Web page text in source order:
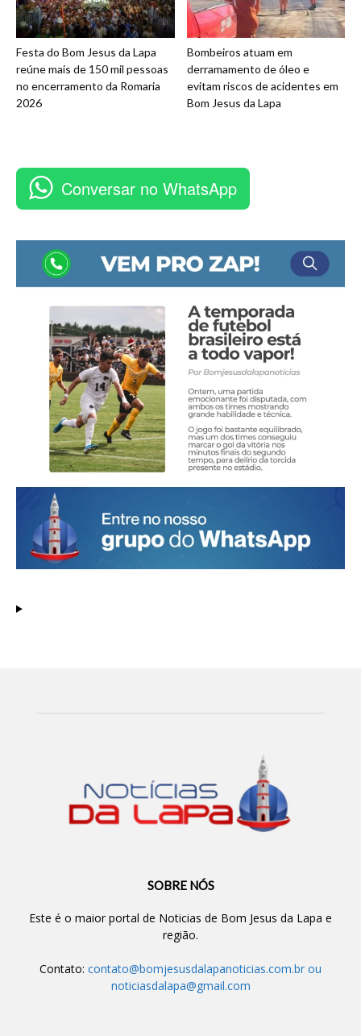
Festa do Bom Jesus da Lapa
reúne mais de 150 mil pessoas
no encerramento da Romaria
2026
Bombeiros atuam em
derramamento de óleo e
evitam riscos de acidentes em
Bom Jesus da Lapa
Conversar no WhatsApp
SOBRE NÓS
Este é o maior portal de Noticias de Bom Jesus da Lapa e
região.
Contato: contato@bomjesusdalapanoticias.com.br ou
noticiasdalapa@gmail.com